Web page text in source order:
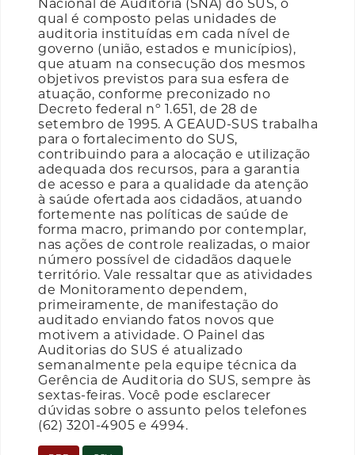
Nacional de Auditoria (SNA) do SUS, o
qual é composto pelas unidades de
auditoria instituídas em cada nível de
governo (união, estados e municípios),
que atuam na consecução dos mesmos
objetivos previstos para sua esfera de
atuação, conforme preconizado no
Decreto federal nº 1.651, de 28 de
setembro de 1995. A GEAUD-SUS trabalha
para o fortalecimento do SUS,
contribuindo para a alocação e utilização
adequada dos recursos, para a garantia
de acesso e para a qualidade da atenção
à saúde ofertada aos cidadãos, atuando
fortemente nas políticas de saúde de
forma macro, primando por contemplar,
nas ações de controle realizadas, o maior
número possível de cidadãos daquele
território. Vale ressaltar que as atividades
de Monitoramento dependem,
primeiramente, de manifestação do
auditado enviando fatos novos que
motivem a atividade. O Painel das
Auditorias do SUS é atualizado
semanalmente pela equipe técnica da
Gerência de Auditoria do SUS, sempre às
sextas-feiras. Você pode esclarecer
dúvidas sobre o assunto pelos telefones
(62) 3201-4905 e 4994.